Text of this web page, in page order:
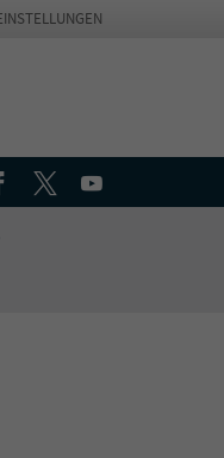
FACEBOOKTWITTERYOUTUBE